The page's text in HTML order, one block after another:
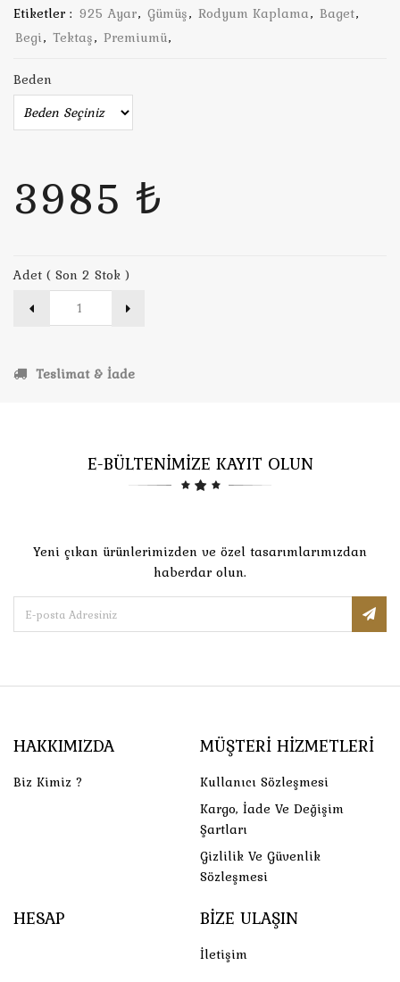
Etiketler : 925 Ayar, Gümüş, Rodyum Kaplama, Baget,
Begi, Tektaş, Premiumü,
Beden
3985 ₺
Adet ( Son 2 Stok )
Teslimat & İade
E-BÜLTENİMİZE KAYIT OLUN
Yeni çıkan ürünlerimizden ve özel tasarımlarımızdan
haberdar olun.
HAKKIMIZDA
Biz Kimiz ?
MÜŞTERI HIZMETLERI
Kullanıcı Sözleşmesi
Kargo, İade Ve Değişim
Şartları
Gizlilik Ve Güvenlik
Sözleşmesi
HESAP BIZE ULAŞIN
İletişim